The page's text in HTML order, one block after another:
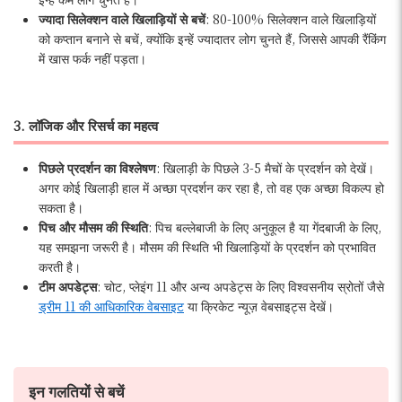
ज्यादा सिलेक्शन वाले खिलाड़ियों से बचें: 80-100% सिलेक्शन वाले खिलाड़ियों
को कप्तान बनाने से बचें, क्योंकि इन्हें ज्यादातर लोग चुनते हैं, जिससे आपकी रैंकिंग
में खास फर्क नहीं पड़ता।
3. लॉजिक और रिसर्च का महत्व
पिछले प्रदर्शन का विश्लेषण: खिलाड़ी के पिछले 3-5 मैचों के प्रदर्शन को देखें।
अगर कोई खिलाड़ी हाल में अच्छा प्रदर्शन कर रहा है, तो वह एक अच्छा विकल्प हो
सकता है।
पिच और मौसम की स्थिति: पिच बल्लेबाजी के लिए अनुकूल है या गेंदबाजी के लिए,
यह समझना जरूरी है। मौसम की स्थिति भी खिलाड़ियों के प्रदर्शन को प्रभावित
करती है।
टीम अपडेट्स: चोट, प्लेइंग 11 और अन्य अपडेट्स के लिए विश्वसनीय स्रोतों जैसे
ड्रीम 11 की आधिकारिक वेबसाइट या क्रिकेट न्यूज़ वेबसाइट्स देखें।
इन गलतियों से बचें